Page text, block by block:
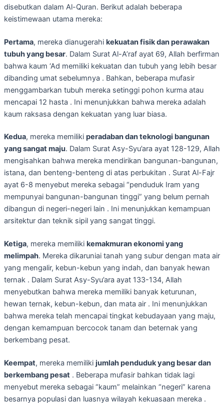
disebutkan dalam Al-Quran. Berikut adalah beberapa
keistimewaan utama mereka:
Pertama, mereka dianugerahi kekuatan fisik dan perawakan
tubuh yang besar. Dalam Surat Al-A’raf ayat 69, Allah berfirman
bahwa kaum ‘Ad memiliki kekuatan dan tubuh yang lebih besar
dibanding umat sebelumnya . Bahkan, beberapa mufasir
menggambarkan tubuh mereka setinggi pohon kurma atau
mencapai 12 hasta . Ini menunjukkan bahwa mereka adalah
kaum raksasa dengan kekuatan yang luar biasa.
Kedua, mereka memiliki peradaban dan teknologi bangunan
yang sangat maju. Dalam Surat Asy-Syu’ara ayat 128-129, Allah
mengisahkan bahwa mereka mendirikan bangunan-bangunan,
istana, dan benteng-benteng di atas perbukitan . Surat Al-Fajr
ayat 6-8 menyebut mereka sebagai “penduduk Iram yang
mempunyai bangunan-bangunan tinggi” yang belum pernah
dibangun di negeri-negeri lain . Ini menunjukkan kemampuan
arsitektur dan teknik sipil yang sangat tinggi.
Ketiga, mereka memiliki kemakmuran ekonomi yang
melimpah. Mereka dikaruniai tanah yang subur dengan mata air
yang mengalir, kebun-kebun yang indah, dan banyak hewan
ternak . Dalam Surat Asy-Syu’ara ayat 133-134, Allah
menyebutkan bahwa mereka memiliki banyak keturunan,
hewan ternak, kebun-kebun, dan mata air . Ini menunjukkan
bahwa mereka telah mencapai tingkat kebudayaan yang maju,
dengan kemampuan bercocok tanam dan beternak yang
berkembang pesat.
Keempat, mereka memiliki jumlah penduduk yang besar dan
berkembang pesat . Beberapa mufasir bahkan tidak lagi
menyebut mereka sebagai “kaum” melainkan “negeri” karena
besarnya populasi dan luasnya wilayah kekuasaan mereka .